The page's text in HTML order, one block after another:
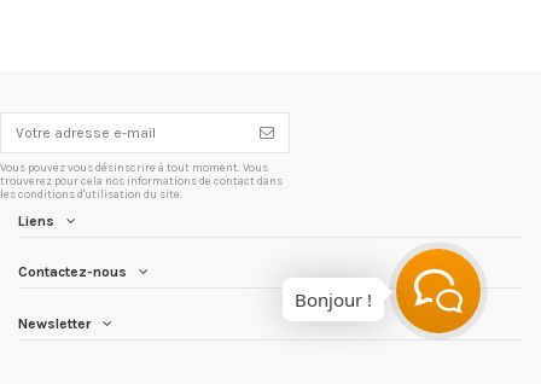
Vous pouvez vous désinscrire à tout moment. Vous
trouverez pour cela nos informations de contact dans
les conditions d'utilisation du site.
Liens
Contactez-nous
Newsletter
Bonjour !